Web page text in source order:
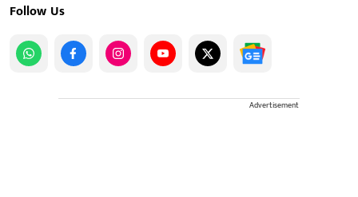
Follow Us
Advertisement